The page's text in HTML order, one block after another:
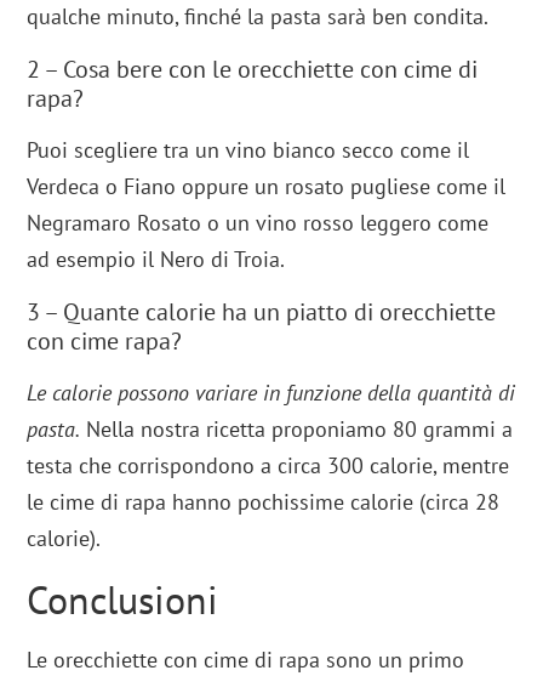
qualche minuto, finché la pasta sarà ben condita.
2 – Cosa bere con le orecchiette con cime di
rapa?
Puoi scegliere tra un vino bianco secco come il
Verdeca o Fiano oppure un rosato pugliese come il
Negramaro Rosato o un vino rosso leggero come
ad esempio il Nero di Troia.
3 – Quante calorie ha un piatto di orecchiette
con cime rapa?
Le calorie possono variare in funzione della quantità di
pasta. Nella nostra ricetta proponiamo 80 grammi a
testa che corrispondono a circa 300 calorie, mentre
le cime di rapa hanno pochissime calorie (circa 28
calorie).
Conclusioni
Le orecchiette con cime di rapa sono un primo